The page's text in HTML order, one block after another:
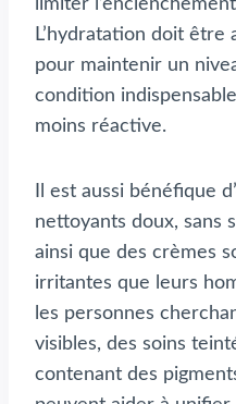
limiter
L’hydratation doit
pour maintenir un
condition
moins réactive.
Il est aussi bénéfique
nettoyants doux, sans
ainsi que des crèmes
irritantes que leurs
les personnes
visibles, des soins
contenant des